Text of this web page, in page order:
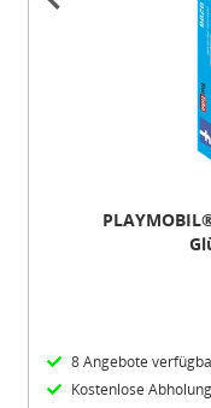
8 Angebote
Kostenlose